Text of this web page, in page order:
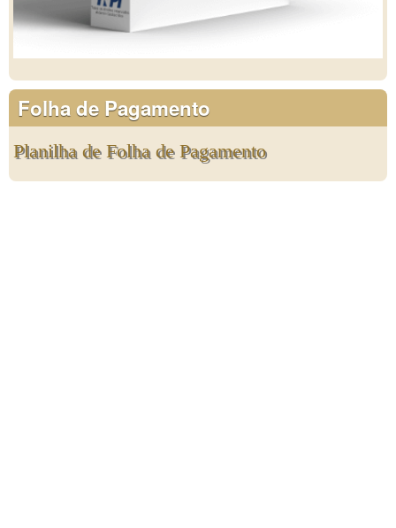
Folha de Pagamento
Planilha de Folha de Pagamento